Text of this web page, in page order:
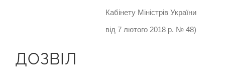
Кабінету Міністрів України
від 7 лютого 2018 р. № 48)
ДОЗВІЛ